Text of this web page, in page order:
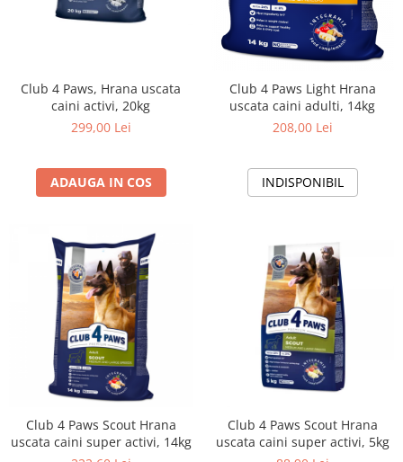
Club 4 Paws, Hrana uscata
caini activi, 20kg
299,00 Lei
ADAUGA IN COS
Club 4 Paws Light Hrana
uscata caini adulti, 14kg
208,00 Lei
INDISPONIBIL
Club 4 Paws Scout Hrana
uscata caini super activi, 14kg
Club 4 Paws Scout Hrana
uscata caini super activi, 5kg